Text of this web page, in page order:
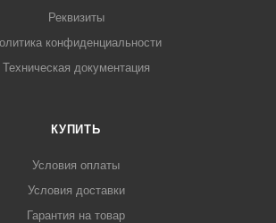
Реквизиты
конфиденциальности
Техническая документация
КУПИТЬ
Условия оплаты
Условия доставки
Гарантия на товар